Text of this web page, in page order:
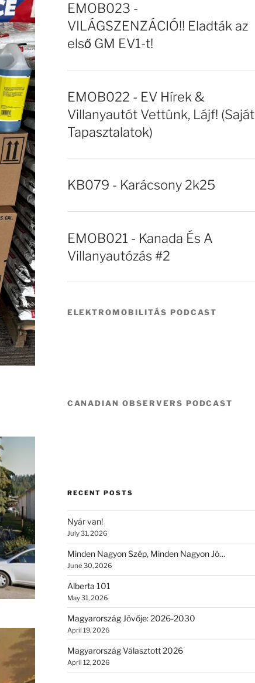
EMOB023 -
VILÁGSZENZÁCIÓ!! Eladták az
első GM EV1-t!
EMOB022 - EV Hírek &
Villanyautót Vettünk, Lájf! (Saját
Tapasztalatok)
KB079 - Karácsony 2k25
EMOB021 - Kanada És A
Villanyautózás #2
ELEKTROMOBILITÁS PODCAST
CANADIAN OBSERVERS PODCAST
RECENT POSTS
Nyár van!
July 31, 2026
Minden Nagyon Szép, Minden Nagyon Jó…
June 30, 2026
Alberta 101
May 31, 2026
Magyarország Jövője: 2026-2030
April 19, 2026
Magyarország Választott 2026
April 12, 2026